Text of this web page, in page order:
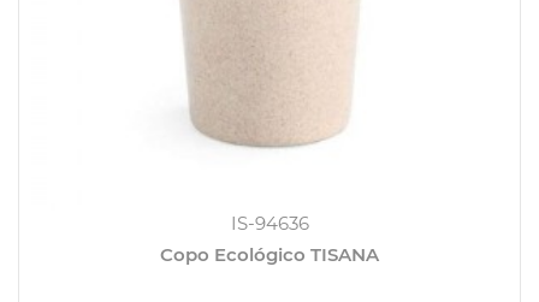
IS-94636
Copo Ecológico TISANA